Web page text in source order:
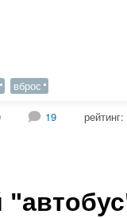
вброс
19 рейтинг: